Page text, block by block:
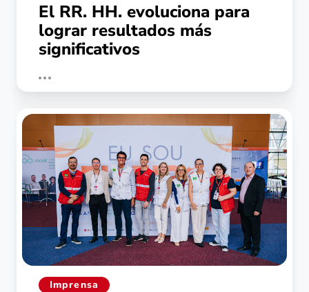
El RR. HH. evoluciona para
lograr resultados más
significativos
Imprensa